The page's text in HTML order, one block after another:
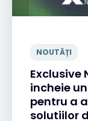
NOUTĂȚI
Exclusive
incheie
pentru a
solutiilor